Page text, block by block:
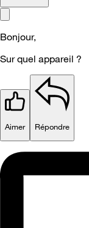
Bonjour,
Sur quel appareil ?
Aimer Répondre